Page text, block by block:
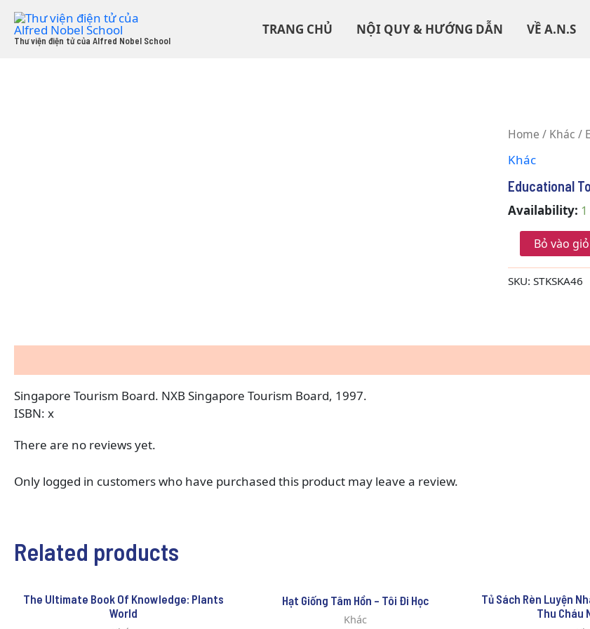
Skip
content
Thư viện điện tử của Alfred Nobel School
TRANG CHỦ NỘI QUY & HƯỚNG DẪN VỀ A.N.S
Home / Khác /
Khác
Educational
Availability:
Educational
Guide
Singapore
quantity
Bỏ vào giỏ
SKU:STKSKA46
Singapore Tourism Board. NXB Singapore Tourism Board, 1997.
ISBN: x
There are no reviews yet.
Only logged in customers who have purchased this product may leave a review.
Related products
The Ultimate Book Of Knowledge: Plants
World
Hạt Giống Tâm Hồn – Tôi Đi Học
Khác
Tủ Sách Rèn Luyện
Thu Cháu